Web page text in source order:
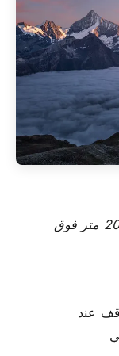
منحدرات موهر الشهيرة، ترتفع أكثر من 200 متر فوق
عند